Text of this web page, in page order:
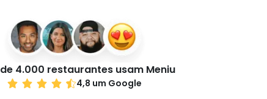
4.000 restaurantes usam Meniu
4,8 um Google